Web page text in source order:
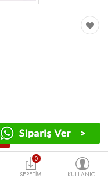
0
SEPETIM
KULLANICI